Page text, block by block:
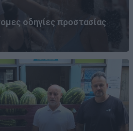
οδηγίες προστασίας